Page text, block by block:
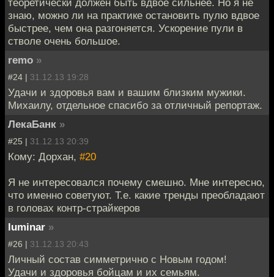
знаю, можно ли на практике остановить пулю вдвое
быстрее, чем она разгоняется. Ускорение пули в
стволе очень большое.
remo »
#24 | 31.12.13 19:28
Удачи и здоровья вам и вашим близким мужики.
Михаилу, отдельное спасибо за отличный репортаж.
ЛекаБанк »
#25 | 31.12.13 20:39
Кому: Дорхан, #20
Я не интересовался почему смешно. Мне интересно,
что именно советуют. Т.е. какие тренды преобладают
в головах контр-страйкеров
luminar »
#26 | 31.12.13 20:43
Личный состав симметрично с Новым годом!
Удачи и здоровья бойцам и их семьям.